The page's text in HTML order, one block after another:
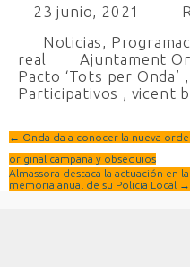
23 junio, 2021
Noticias,
real
Ajuntament
Pacto ‘Tots per Onda’ ,
Participativos , vicent
← Onda da a conocer la nueva
original campaña y obsequios
Almassora destaca la actuación en
memoria anual de su Policía Local →